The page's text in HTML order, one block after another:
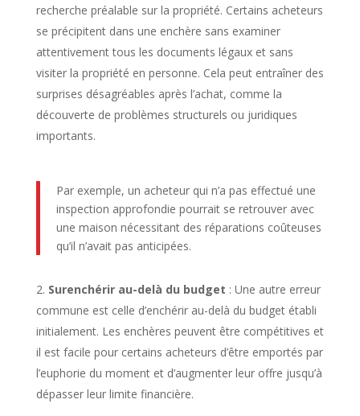
recherche préalable sur la propriété. Certains acheteurs
se précipitent dans une enchère sans examiner
attentivement tous les documents légaux et sans
visiter la propriété en personne. Cela peut entraîner des
surprises désagréables après l’achat, comme la
découverte de problèmes structurels ou juridiques
importants.
Par exemple, un acheteur qui n’a pas effectué une
inspection approfondie pourrait se retrouver avec
une maison nécessitant des réparations coûteuses
qu’il n’avait pas anticipées.
Surenchérir au-delà du budget : Une autre erreur
commune est celle d’enchérir au-delà du budget établi
initialement. Les enchères peuvent être compétitives et
il est facile pour certains acheteurs d’être emportés par
l’euphorie du moment et d’augmenter leur offre jusqu’à
dépasser leur limite financière.